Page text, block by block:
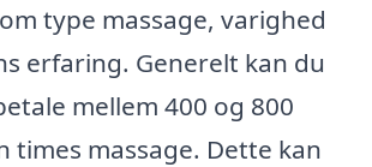
type massage, varighed
erfaring. Generelt kan du
mellem 400 og 800
times massage. Dette kan